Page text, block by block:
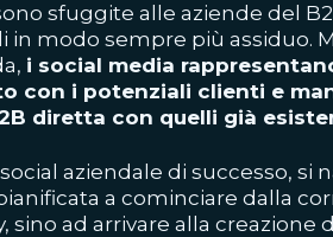
sfuggite alle aziende del
in modo sempre più assiduo.
i social media
con i potenziali clienti e
diretta con quelli già
aziendale di successo, si
a cominciare dalla
sino ad arrivare alla creazione